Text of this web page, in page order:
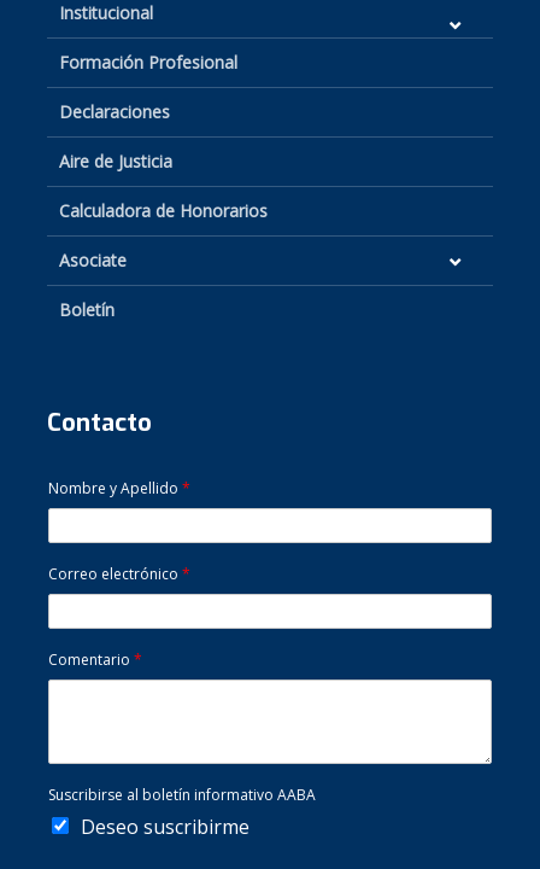
Institucional
Formación Profesional
Declaraciones
Aire de Justicia
Calculadora de Honorarios
Asociate
Boletín
Contacto
Nombre y Apellido *
Correo electrónico *
Comentario *
Suscribirse al boletín informativo AABA
Deseo suscribirme